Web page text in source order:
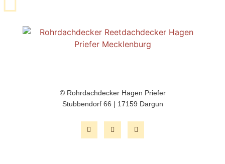
© Rohrdachdecker Hagen Priefer
Stubbendorf 66 | 17159 Dargun